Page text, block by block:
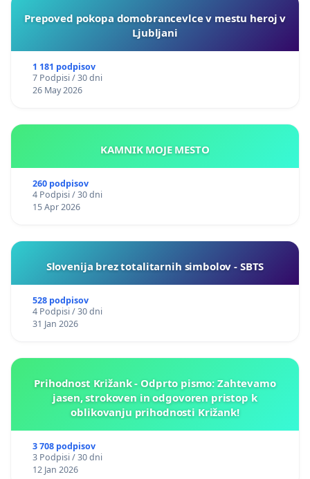
Prepoved pokopa domobrancevlce v mestu heroj v
Ljubljani
1 181 podpisov
7 Podpisi / 30 dni
26 May 2026
KAMNIK MOJE MESTO
260 podpisov
4 Podpisi / 30 dni
15 Apr 2026
Slovenija brez totalitarnih simbolov - SBTS
528 podpisov
4 Podpisi / 30 dni
31 Jan 2026
Prihodnost Križank - Odprto pismo: Zahtevamo
jasen, strokoven in odgovoren pristop k
oblikovanju prihodnosti Križank!
3 708 podpisov
3 Podpisi / 30 dni
12 Jan 2026